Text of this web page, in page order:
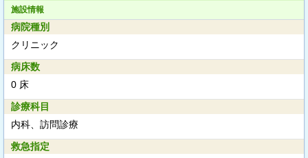
施設情報
病院種別
クリニック
病床数
0 床
診療科目
内科、訪問診療
救急指定